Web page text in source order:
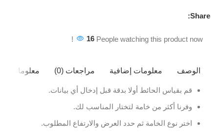
Share:
16 People watching this product now!
الوصف معلومات إضافية مراجعات (0) معلومات
قم بقياس الحائط أولا بدقة قبل إدخال أي بيانات.
وفرنا أكثر من خامة لتختار المناسب لك.
اختر نوع الخامة ثم حدد العرض والارتفاع المطلوب.